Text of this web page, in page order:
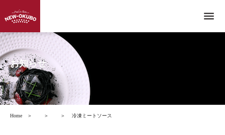
menu
お知らせ
Home ＞ ＞ ＞ 冷凍ミートソース